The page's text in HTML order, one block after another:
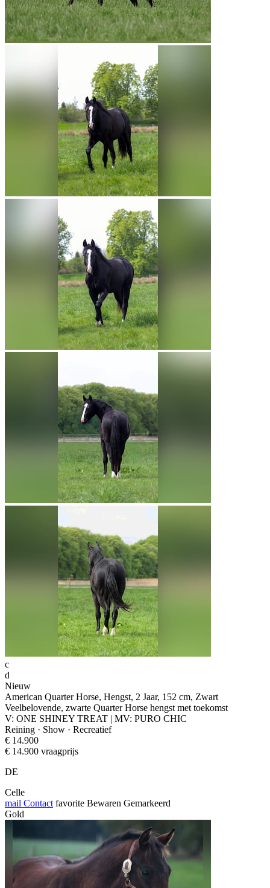
c
d
Nieuw
American Quarter Horse, Hengst, 2 Jaar, 152 cm, Zwart
Veelbelovende, zwarte Quarter Horse hengst met toekomst
V: ONE SHINEY TREAT | MV: PURO CHIC
Reining · Show · Recreatief
€ 14.900
€ 14.900 vraagprijs
DE
Celle
mail Contact favorite Bewaren Gemarkeerd
Gold